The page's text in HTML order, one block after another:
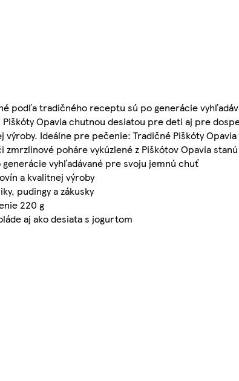
podľa tradičného receptu sú po generácie
Opavia chutnou desiatou pre deti aj pre
Ideálne pre pečenie: Tradičné Piškóty
poháre vykúzlené z Piškótov Opavia
vyhľadávané pre svoju jemnú chuť
a kvalitnej výroby
pudingy a zákusky
220 g
aj ako desiata s jogurtom